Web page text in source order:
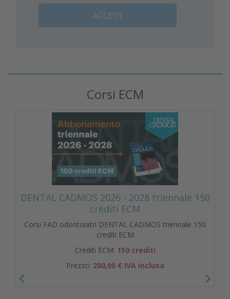
ACCEDI
Corsi ECM
DENTAL CADMOS 2026 - 2028 triennale 150
crediti ECM
Corsi FAD odontoiatri DENTAL CADMOS triennale 150
crediti ECM
Crediti ECM: 150 crediti
Prezzo: 280,00 € IVA inclusa